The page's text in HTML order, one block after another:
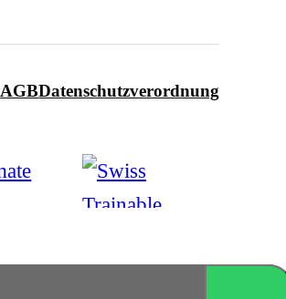
AGBDatenschutzverordnung